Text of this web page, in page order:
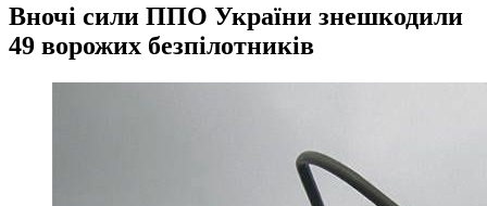
Вночі сили ППО України знешкодили
49 ворожих безпілотників